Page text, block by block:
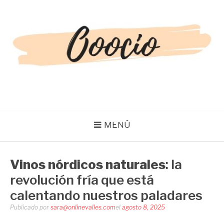
MENÚ
Vinos nórdicos naturales: la
revolución fría que está
calentando nuestros paladares
Publicado por sara@onlinevalles.comel agosto 8, 2025